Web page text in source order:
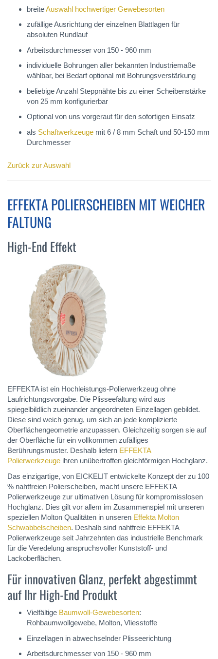
breiteAuswahl hochwertiger Gewebesorten
zufällige Ausrichtung der einzelnen Blattlagen für
absoluten Rundlauf
Arbeitsdurchmesser von 150 - 960 mm
individuelle Bohrungen aller bekannten Industriemaße
wählbar, bei Bedarf optional mit Bohrungsverstärkung
beliebige Anzahl Steppnähte bis zu einer Scheibenstärke
von 25 mm konfigurierbar
Optional von uns vorgeraut für den sofortigen Einsatz
als Schaftwerkzeuge mit 6 / 8 mm Schaft und 50-150 mm
Durchmesser
Zurück zur Auswahl
EFFEKTA POLIERSCHEIBEN MIT WEICHER
FALTUNG
High-End Effekt
EFFEKTA ist ein Hochleistungs-Polierwerkzeug ohne
Laufrichtungsvorgabe. Die Plisseefaltung wird aus
spiegelbildlich zueinander angeordneten Einzellagen gebildet.
Diese sind weich genug, um sich an jede komplizierte
Oberflächengeometrie anzupassen. Gleichzeitig sorgen sie auf
der Oberfläche für ein vollkommen zufälliges
Berührungsmuster. Deshalb liefern EFFEKTA
Polierwerkzeuge ihren unübertroffen gleichförmigen Hochglanz.
Das einzigartige, von EICKELIT entwickelte Konzept der zu 100
% nahtfreien Polierscheiben, macht unsere EFFEKTA
Polierwerkzeuge zur ultimativen Lösung für kompromisslosen
Hochglanz. Dies gilt vor allem im Zusammenspiel mit unseren
speziellen Molton Qualitäten in unseren Effekta Molton
Schwabbelscheiben. Deshalb sind nahtfreie EFFEKTA
Polierwerkzeuge seit Jahrzehnten das industrielle Benchmark
für die Veredelung anspruchsvoller Kunststoff- und
Lackoberflächen.
Für innovativen Glanz, perfekt abgestimmt
auf Ihr High-End Produkt
Vielfältige Baumwoll-Gewebesorten:
Rohbaumwollgewebe, Molton, Vliesstoffe
Einzellagen in abwechselnder Plisseerichtung
Arbeitsdurchmesser von 150 - 960 mm